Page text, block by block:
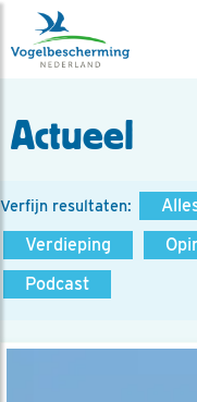
Actueel
Verfijn resultaten:
Verdieping
Podcast